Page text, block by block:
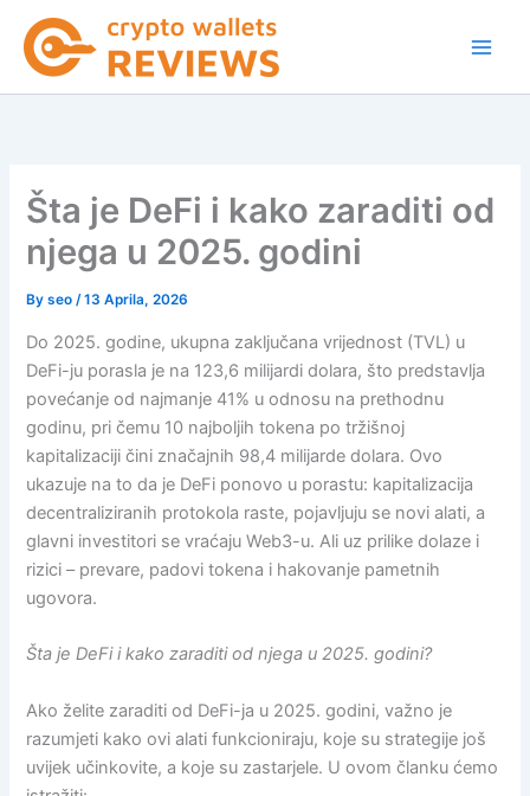
content
Šta je DeFi i kako zaraditi od
njega u 2025. godini
Byseo/13 Aprila, 2026
Do 2025. godine, ukupna zaključana vrijednost (TVL) u
DeFi-ju porasla je na 123,6 milijardi dolara, što predstavlja
povećanje od najmanje 41% u odnosu na prethodnu
godinu, pri čemu 10 najboljih tokena po tržišnoj
kapitalizaciji čini značajnih 98,4 milijarde dolara. Ovo
ukazuje na to da je DeFi ponovo u porastu: kapitalizacija
decentraliziranih protokola raste, pojavljuju se novi alati, a
glavni investitori se vraćaju Web3-u. Ali uz prilike dolaze i
rizici – prevare, padovi tokena i hakovanje pametnih
ugovora.
Šta je DeFi i kako zaraditi od njega u 2025. godini?
Ako želite zaraditi od DeFi-ja u 2025. godini, važno je
razumjeti kako ovi alati funkcioniraju, koje su strategije još
uvijek učinkovite, a koje su zastarjele. U ovom članku ćemo